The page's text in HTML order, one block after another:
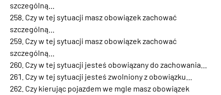
szczególną…
Czy w tej sytuacji masz obowiązek zachować
szczególną…
Czy w tej sytuacji masz obowiązek zachować
szczególną…
Czy w tej sytuacji jesteś obowiązany do zachowania…
Czy w tej sytuacji jesteś zwolniony z obowiązku…
Czy kierując pojazdem we mgle masz obowiązek